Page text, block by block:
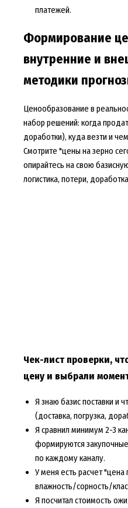
платежей.
Формирование
внутренние и
методики
Ценообразование в
набор решений: когда
доработки), куда везти и
Смотрите "цены на зерно
опирайтесь на свою
логистика, потери,
Чек-лист проверки,
цену и выбрали
Я знаю базис поставки и
(доставка, погрузка,
Я сравнил минимум 2-3
формируются
по каждому каналу.
У меня есть расчет "цена
влажность/сорность/
Я посчитал стоимость